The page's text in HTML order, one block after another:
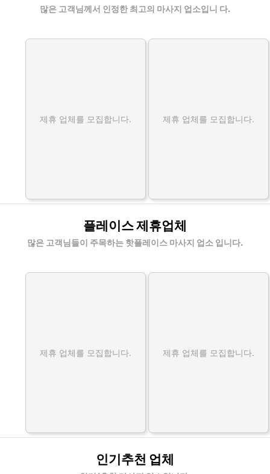
많은 고객님께서 인정한 최고의 마사지 업소입니 다.
제휴 업체를 모집합니다. 제휴 업체를 모집합니다.
플레이스 제휴업체
많은 고객님들이 주목하는 핫플레이스 마사지 업소 입니다.
제휴 업체를 모집합니다. 제휴 업체를 모집합니다.
인기추천 업체